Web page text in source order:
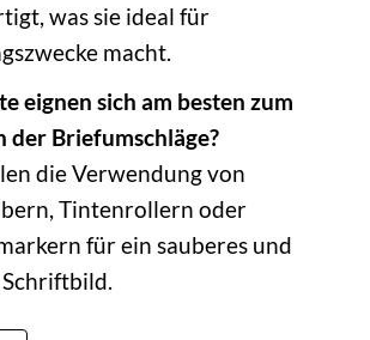
was sie ideal für
macht.
eignen sich am besten zum
der Briefumschläge?
die Verwendung von
Tintenrollern oder
für ein sauberes und